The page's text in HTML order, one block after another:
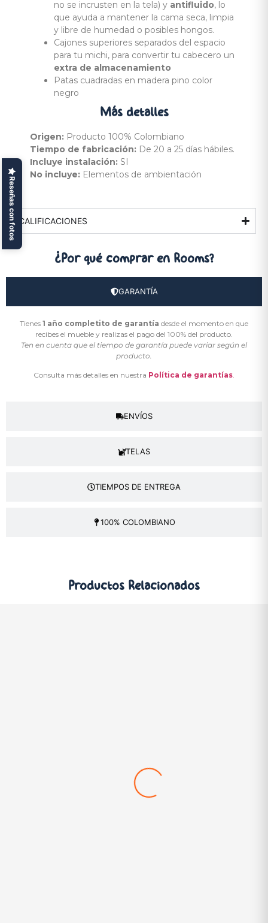
no se incrusten en la tela) y antifluido, lo
que ayuda a mantener la cama seca, limpia
y libre de humedad o posibles hongos.
Cajones superiores separados del espacio
para tu michi, para convertir tu cabecero un
extra de almacenamiento
Patas cuadradas en madera pino color
negro
Más detalles
Origen: Producto 100% Colombiano
Tiempo de fabricación: De 20 a 25 días hábiles.
Incluye instalación: SI
No incluye: Elementos de ambientación
CALIFICACIONES
¿Por qué comprar en Rooms?
GARANTÍA
ENVÍOS
TELAS
TIEMPOS DE ENTREGA
100% COLOMBIANO
Tienes 1 año completito de garantía desde el momento en que
recibes el mueble y realizas el pago del 100% del producto.
Ten en cuenta que el tiempo de garantía puede variar según el
producto.
Consulta más detalles en nuestra Política de garantías.
Productos Relacionados
Reseñas con fotos